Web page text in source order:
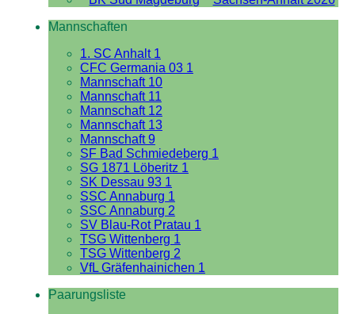
Mannschaften
1. SC Anhalt 1
CFC Germania 03 1
Mannschaft 10
Mannschaft 11
Mannschaft 12
Mannschaft 13
Mannschaft 9
SF Bad Schmiedeberg 1
SG 1871 Löberitz 1
SK Dessau 93 1
SSC Annaburg 1
SSC Annaburg 2
SV Blau-Rot Pratau 1
TSG Wittenberg 1
TSG Wittenberg 2
VfL Gräfenhainichen 1
Paarungsliste